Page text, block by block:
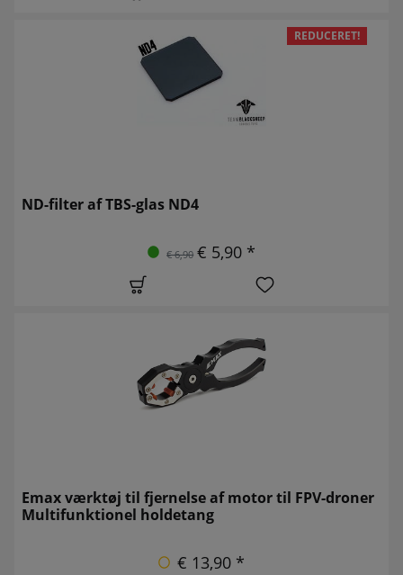
REDUCERET!
ND-filter af TBS-glas ND4
€ 6,90 € 5,90 *
Emax værktøj til fjernelse af motor til FPV-droner
Multifunktionel holdetang
€ 13,90 *